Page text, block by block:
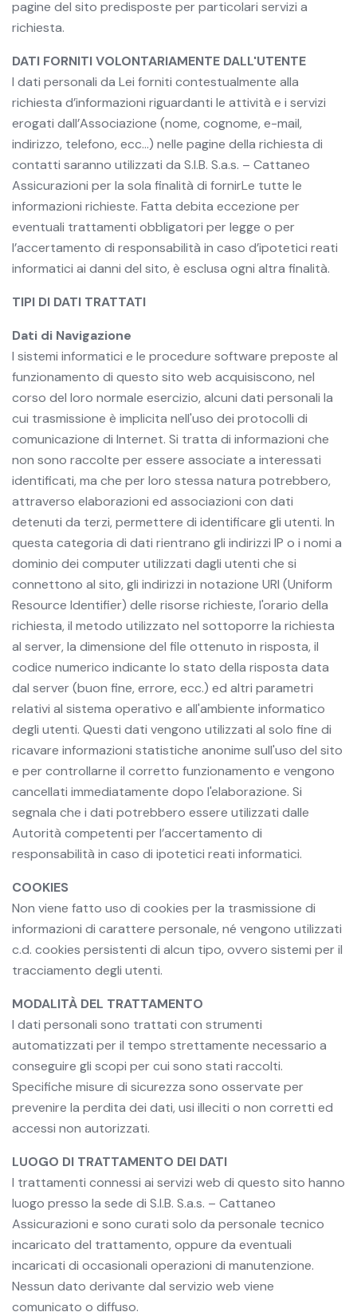
pagine del sito predisposte per particolari servizi a
richiesta.
DATI FORNITI VOLONTARIAMENTE DALL'UTENTE
I dati personali da Lei forniti contestualmente alla
richiesta d’informazioni riguardanti le attività e i servizi
erogati dall’Associazione (nome, cognome, e-mail,
indirizzo, telefono, ecc…) nelle pagine della richiesta di
contatti saranno utilizzati da S.I.B. S.a.s. – Cattaneo
Assicurazioni per la sola finalità di fornirLe tutte le
informazioni richieste. Fatta debita eccezione per
eventuali trattamenti obbligatori per legge o per
l’accertamento di responsabilità in caso d’ipotetici reati
informatici ai danni del sito, è esclusa ogni altra finalità.
TIPI DI DATI TRATTATI
Dati di Navigazione
I sistemi informatici e le procedure software preposte al
funzionamento di questo sito web acquisiscono, nel
corso del loro normale esercizio, alcuni dati personali la
cui trasmissione è implicita nell'uso dei protocolli di
comunicazione di Internet. Si tratta di informazioni che
non sono raccolte per essere associate a interessati
identificati, ma che per loro stessa natura potrebbero,
attraverso elaborazioni ed associazioni con dati
detenuti da terzi, permettere di identificare gli utenti. In
questa categoria di dati rientrano gli indirizzi IP o i nomi a
dominio dei computer utilizzati dagli utenti che si
connettono al sito, gli indirizzi in notazione URI (Uniform
Resource Identifier) delle risorse richieste, l'orario della
richiesta, il metodo utilizzato nel sottoporre la richiesta
al server, la dimensione del file ottenuto in risposta, il
codice numerico indicante lo stato della risposta data
dal server (buon fine, errore, ecc.) ed altri parametri
relativi al sistema operativo e all'ambiente informatico
degli utenti. Questi dati vengono utilizzati al solo fine di
ricavare informazioni statistiche anonime sull'uso del sito
e per controllarne il corretto funzionamento e vengono
cancellati immediatamente dopo l'elaborazione. Si
segnala che i dati potrebbero essere utilizzati dalle
Autorità competenti per l’accertamento di
responsabilità in caso di ipotetici reati informatici.
COOKIES
Non viene fatto uso di cookies per la trasmissione di
informazioni di carattere personale, né vengono utilizzati
c.d. cookies persistenti di alcun tipo, ovvero sistemi per il
tracciamento degli utenti.
MODALITÀ DEL TRATTAMENTO
I dati personali sono trattati con strumenti
automatizzati per il tempo strettamente necessario a
conseguire gli scopi per cui sono stati raccolti.
Specifiche misure di sicurezza sono osservate per
prevenire la perdita dei dati, usi illeciti o non corretti ed
accessi non autorizzati.
LUOGO DI TRATTAMENTO DEI DATI
I trattamenti connessi ai servizi web di questo sito hanno
luogo presso la sede di S.I.B. S.a.s. – Cattaneo
Assicurazioni e sono curati solo da personale tecnico
incaricato del trattamento, oppure da eventuali
incaricati di occasionali operazioni di manutenzione.
Nessun dato derivante dal servizio web viene
comunicato o diffuso.